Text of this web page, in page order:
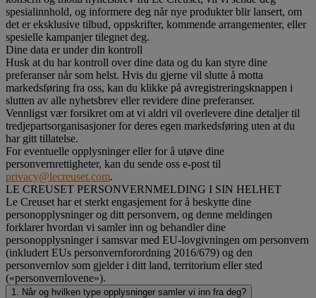
spesialinnhold, og informere deg når nye produkter blir lansert, om
det er eksklusive tilbud, oppskrifter, kommende arrangementer, eller
spesielle kampanjer tilegnet deg.
Dine data er under din kontroll
Husk at du har kontroll over dine data og du kan styre dine
preferanser når som helst. Hvis du gjerne vil slutte å motta
markedsføring fra oss, kan du klikke på avregistreringsknappen i
slutten av alle nyhetsbrev eller revidere dine preferanser.
Vennligst vær forsikret om at vi aldri vil overlevere dine detaljer til
tredjepartsorganisasjoner for deres egen markedsføring uten at du
har gitt tillatelse.
For eventuelle opplysninger eller for å utøve dine
personvernrettigheter, kan du sende oss e-post til
privacy@lecreuset.com.
LE CREUSET PERSONVERNMELDING I SIN HELHET
Le Creuset har et sterkt engasjement for å beskytte dine
personopplysninger og ditt personvern, og denne meldingen
forklarer hvordan vi samler inn og behandler dine
personopplysninger i samsvar med EU-lovgivningen om personvern
(inkludert EUs personvernforordning 2016/679) og den
personvernlov som gjelder i ditt land, territorium eller sted
(«personvernlovene»).
1. Når og hvilken type opplysninger samler vi inn fra deg?